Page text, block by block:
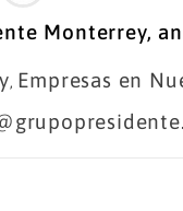
Monterrey,
, Empresas en